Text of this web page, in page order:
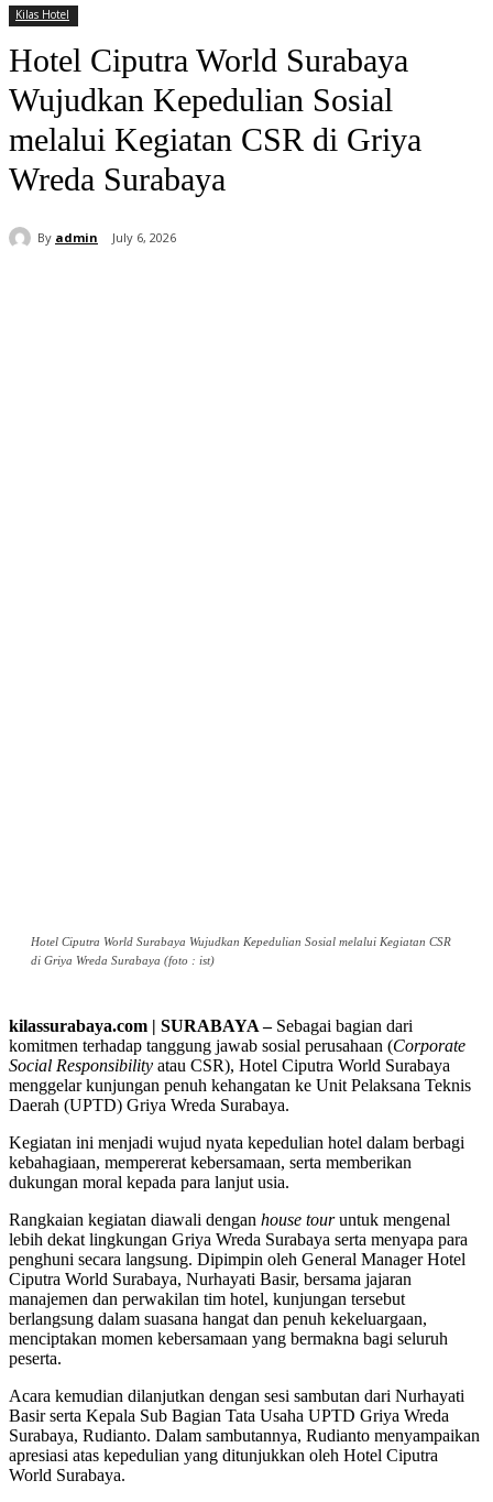
Kilas Hotel
Hotel Ciputra World Surabaya
Wujudkan Kepedulian Sosial
melalui Kegiatan CSR di Griya
Wreda Surabaya
By admin July 6, 2026
Hotel Ciputra World Surabaya Wujudkan Kepedulian Sosial melalui Kegiatan CSR
di Griya Wreda Surabaya (foto : ist)
kilassurabaya.com | SURABAYA – Sebagai bagian dari
komitmen terhadap tanggung jawab sosial perusahaan (Corporate
Social Responsibility atau CSR), Hotel Ciputra World Surabaya
menggelar kunjungan penuh kehangatan ke Unit Pelaksana Teknis
Daerah (UPTD) Griya Wreda Surabaya.
Kegiatan ini menjadi wujud nyata kepedulian hotel dalam berbagi
kebahagiaan, mempererat kebersamaan, serta memberikan
dukungan moral kepada para lanjut usia.
Rangkaian kegiatan diawali dengan house touruntuk mengenal
lebih dekat lingkungan Griya Wreda Surabaya serta menyapa para
penghuni secara langsung. Dipimpin oleh General Manager Hotel
Ciputra World Surabaya, Nurhayati Basir, bersama jajaran
manajemen dan perwakilan tim hotel, kunjungan tersebut
berlangsung dalam suasana hangat dan penuh kekeluargaan,
menciptakan momen kebersamaan yang bermakna bagi seluruh
peserta.
Acara kemudian dilanjutkan dengan sesi sambutan dari Nurhayati
Basir serta Kepala Sub Bagian Tata Usaha UPTD Griya Wreda
Surabaya, Rudianto. Dalam sambutannya, Rudianto menyampaikan
apresiasi atas kepedulian yang ditunjukkan oleh Hotel Ciputra
World Surabaya.